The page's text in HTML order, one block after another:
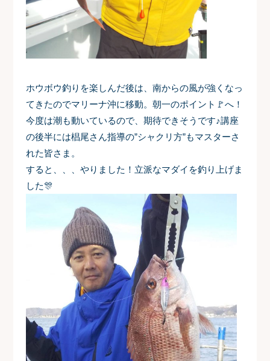
ホウボウ釣りを楽しんだ後は、南からの風が強くなっ
てきたのでマリーナ沖に移動。朝一のポイント🚩へ！
今度は潮も動いているので、期待できそうです♪講座
の後半には椙尾さん指導の”シャクリ方”もマスターさ
れた皆さま。
すると、、、やりました！立派なマダイを釣り上げま
した🎊